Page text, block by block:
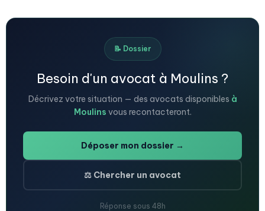
📝 Dossier
Besoin d'un avocat à Moulins ?
Décrivez votre situation — des avocats disponibles à
Moulins vous recontacteront.
Déposer mon dossier →
⚖️ Chercher un avocat
Réponse sous 48h